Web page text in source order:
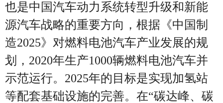
也是中国汽车动力系统转型升级和新能
源汽车战略的重要方向，根据《中国制
造2025》对燃料电池汽车产业发展的规
划，2020年生产1000辆燃料电池汽车并
示范运行。2025年的目标是实现加氢站
等配套基础设施的完善。在“碳达峰、碳